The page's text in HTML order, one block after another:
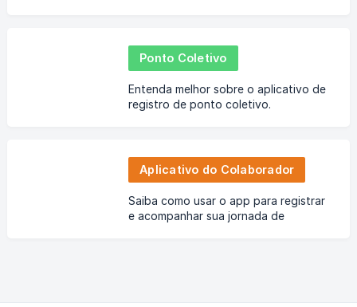
Ponto Coletivo
Entenda melhor sobre o aplicativo de
registro de ponto coletivo.
Aplicativo do Colaborador
Saiba como usar o app para registrar
e acompanhar sua jornada de